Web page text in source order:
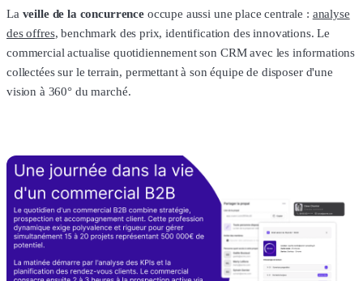
La veille de la concurrenceoccupe aussi une place centrale : analyse
des offres, benchmark des prix, identification des innovations. Le
commercial actualise quotidiennement son CRM avec les informations
collectées sur le terrain, permettant à son équipe de disposer d'une
vision à 360° du marché.